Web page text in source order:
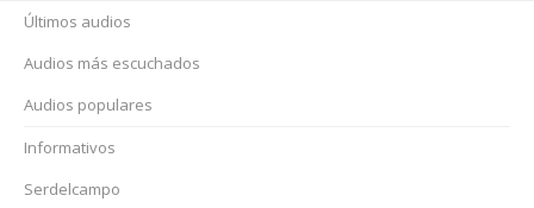
Últimos audios
Audios más escuchados
Audios populares
Informativos
Serdelcampo